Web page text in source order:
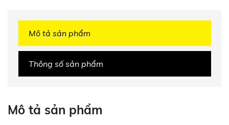
Mô tả sản phẩm
Thông số sản phẩm
Mô tả sản phẩm